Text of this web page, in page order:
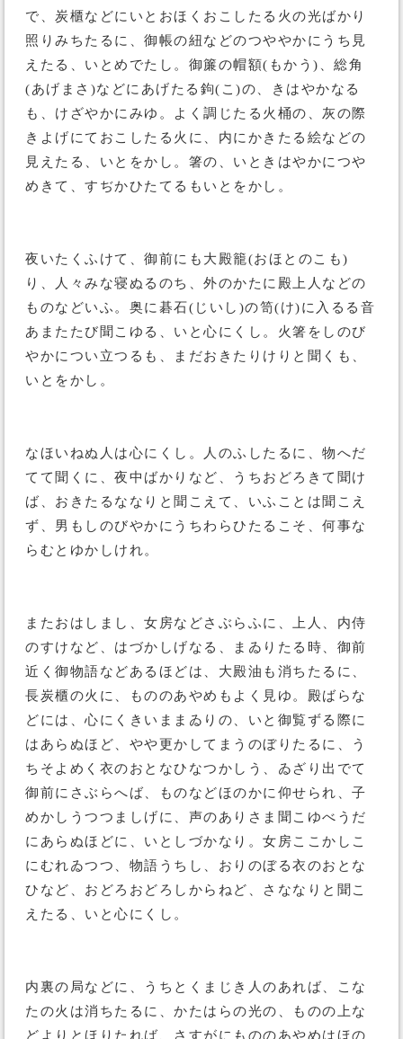
で、炭櫃などにいとおほくおこしたる火の光ばかり
照りみちたるに、御帳の紐などのつややかにうち見
えたる、いとめでたし。御簾の帽額(もかう)、総角
(あげまさ)などにあげたる鉤(こ)の、きはやかなる
も、けざやかにみゆ。よく調じたる火桶の、灰の際
きよげにておこしたる火に、内にかきたる絵などの
見えたる、いとをかし。箸の、いときはやかにつや
めきて、すぢかひたてるもいとをかし。
夜いたくふけて、御前にも大殿籠(おほとのこも)
り、人々みな寝ぬるのち、外のかたに殿上人などの
ものなどいふ。奥に碁石(じいし)の笥(け)に入るる音
あまたたび聞こゆる、いと心にくし。火箸をしのび
やかについ立つるも、まだおきたりけりと聞くも、
いとをかし。
なほいねぬ人は心にくし。人のふしたるに、物へだ
てて聞くに、夜中ばかりなど、うちおどろきて聞け
ば、おきたるななりと聞こえて、いふことは聞こえ
ず、男もしのびやかにうちわらひたるこそ、何事な
らむとゆかしけれ。
またおはしまし、女房などさぶらふに、上人、内侍
のすけなど、はづかしげなる、まゐりたる時、御前
近く御物語などあるほどは、大殿油も消ちたるに、
長炭櫃の火に、もののあやめもよく見ゆ。殿ばらな
どには、心にくきいままゐりの、いと御覧ずる際に
はあらぬほど、やや更かしてまうのぼりたるに、う
ちそよめく衣のおとなひなつかしう、ゐざり出でて
御前にさぶらへば、ものなどほのかに仰せられ、子
めかしうつつましげに、声のありさま聞こゆべうだ
にあらぬほどに、いとしづかなり。女房ここかしこ
にむれゐつつ、物語うちし、おりのぼる衣のおとな
ひなど、おどろおどろしからねど、さななりと聞こ
えたる、いと心にくし。
内裏の局などに、うちとくまじき人のあれば、こな
たの火は消ちたるに、かたはらの光の、ものの上な
どよりとほりたれば、さすがにもののあやめはほの